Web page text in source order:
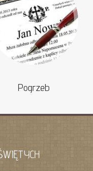
Pogrzeb